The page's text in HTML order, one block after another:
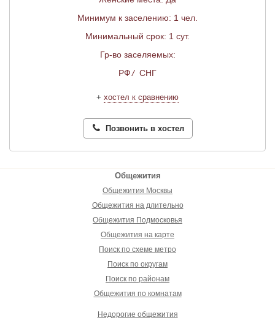
Минимум к заселению: 1 чел.
Минимальный срок: 1 сут.
Гр-во заселяемых:
РФ/ СНГ
+ хостел к сравнению
Позвонить в хостел
Общежития
Общежития Москвы
Общежития на длительно
Общежития Подмосковья
Общежития на карте
Поиск по схеме метро
Поиск по округам
Поиск по районам
Общежития по комнатам
Недорогие общежития